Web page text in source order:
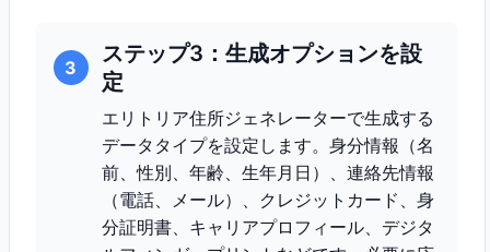
3
ステップ3：生成オプションを設
定
エリトリア住所ジェネレーターで生成する
データタイプを設定します。身分情報（名
前、性別、年齢、生年月日）、連絡先情報
（電話、メール）、クレジットカード、身
分証明書、キャリアプロフィール、デジタ